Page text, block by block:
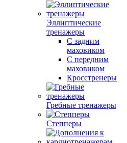
Эллиптические
тренажеры
С задним
маховиком
С передним
маховиком
Кросстренеры
Гребные тренажеры
Степперы